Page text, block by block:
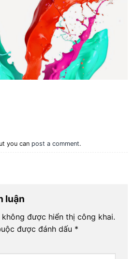
you can post a comment.
luận
không được hiển thị công khai.
được đánh dấu *